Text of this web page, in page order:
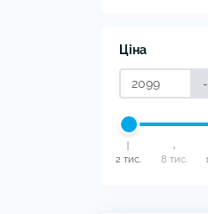
Ціна
-
2 тис. 8 тис.